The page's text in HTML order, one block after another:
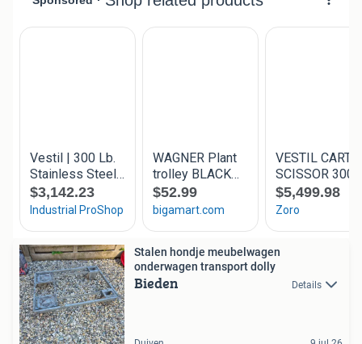
Stalen hondje meubelwagen
onderwagen transport dolly
Bieden Details